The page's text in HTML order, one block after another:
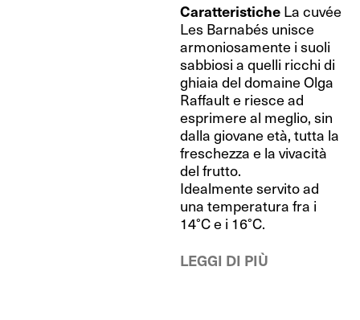
Caratteristiche La cuvée
Les Barnabés unisce
armoniosamente i suoli
sabbiosi a quelli ricchi di
ghiaia del domaine Olga
Raffault e riesce ad
esprimere al meglio, sin
dalla giovane età, tutta la
freschezza e la vivacità
del frutto.
Idealmente servito ad
una temperatura fra i
14°C e i 16°C.
LEGGI DI PIÙ